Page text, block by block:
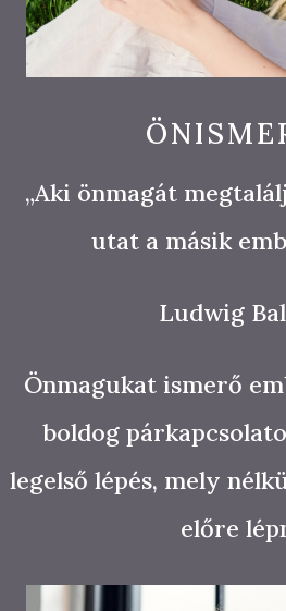
„Aki önmagát
utat a másik
Ludwig
Önmagukat ismerő
boldog
legelső lépés, mely
előre